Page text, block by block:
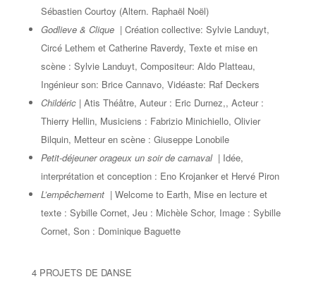
Sébastien Courtoy (Altern. Raphaël Noël)
Godlieve & Clique| Création collective: Sylvie Landuyt,
Circé Lethem et Catherine Raverdy, Texte et mise en
scène : Sylvie Landuyt, Compositeur: Aldo Platteau,
Ingénieur son: Brice Cannavo, Vidéaste: Raf Deckers
Childéric| Atis Théâtre, Auteur : Eric Durnez,, Acteur :
Thierry Hellin, Musiciens : Fabrizio Minichiello, Olivier
Bilquin, Metteur en scène : Giuseppe Lonobile
Petit-déjeuner orageux un soir de carnaval | Idée,
interprétation et conception : Eno Krojanker et Hervé Piron
L’empêchement | Welcome to Earth, Mise en lecture et
texte : Sybille Cornet, Jeu : Michèle Schor, Image : Sybille
Cornet, Son : Dominique Baguette
4 PROJETS DE DANSE